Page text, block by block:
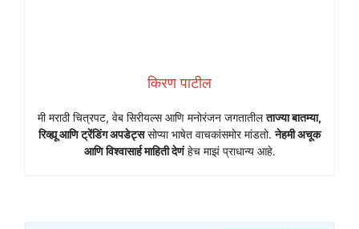
किरण पाटील
मी मराठी चित्रपट, वेब सिरीयल्स आणि मनोरंजन जगतातीलताज्या बातम्या,
रिव्ह्यू आणि ट्रेंडिंग अपडेट्ससोप्या भाषेत वाचकांसमोर मांडतो.नेहमी अचूक
आणि विश्वासार्ह माहिती देणंहेच माझं प्राधान्य आहे.